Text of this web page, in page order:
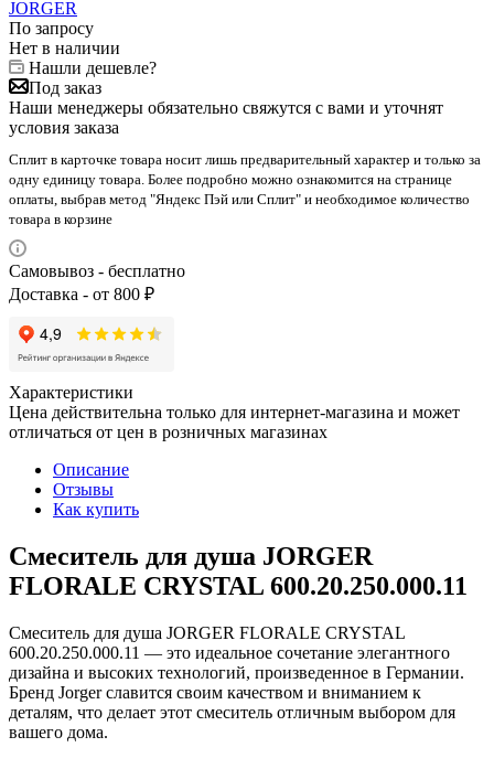
JORGER
По запросу
Нет в наличии
Нашли дешевле?
Под заказ
Наши менеджеры обязательно свяжутся с вами и уточнят
условия заказа
Сплит в карточке товара носит лишь предварительный характер и только за
одну единицу товара. Более подробно можно ознакомится на странице
оплаты, выбрав метод "Яндекс Пэй или Сплит" и необходимое количество
товара в корзине
Самовывоз - бесплатно
Доставка - от 800 ₽
Характеристики
Цена действительна только для интернет-магазина и может
отличаться от цен в розничных магазинах
Описание
Отзывы
Как купить
Смеситель для душа JORGER
FLORALE CRYSTAL 600.20.250.000.11
Смеситель для душа JORGER FLORALE CRYSTAL
600.20.250.000.11 — это идеальное сочетание элегантного
дизайна и высоких технологий, произведенное в Германии.
Бренд Jorger славится своим качеством и вниманием к
деталям, что делает этот смеситель отличным выбором для
вашего дома.